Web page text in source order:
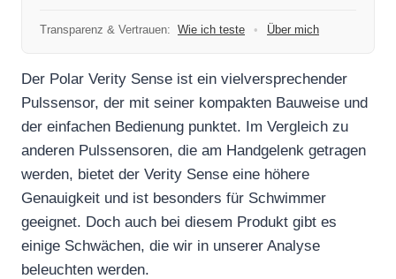
Transparenz & Vertrauen: Wie ich teste • Über mich
Der Polar Verity Sense ist ein vielversprechender
Pulssensor, der mit seiner kompakten Bauweise und
der einfachen Bedienung punktet. Im Vergleich zu
anderen Pulssensoren, die am Handgelenk getragen
werden, bietet der Verity Sense eine höhere
Genauigkeit und ist besonders für Schwimmer
geeignet. Doch auch bei diesem Produkt gibt es
einige Schwächen, die wir in unserer Analyse
beleuchten werden.